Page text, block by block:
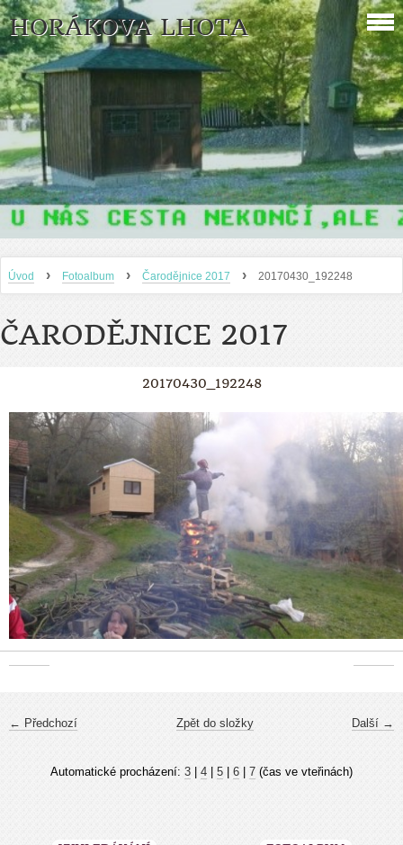
HORÁKOVA LHOTA
Úvod › Fotoalbum › Čarodějnice 2017 › 20170430_192248
ČARODĚJNICE 2017
20170430_192248
← Předchozí Další →
Zpět do složky
Automatické procházení: 3 4 5 6 7 (čas ve vteřinách)